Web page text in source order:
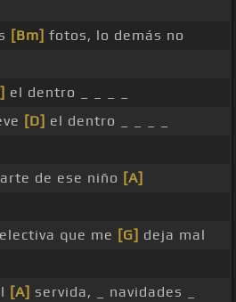
[Bm] fotos, lo demás no
el dentro _ _ _ _
[D] el dentro _ _ _ _
de ese niño [A]
que me [G] deja mal
[A] servida, _ navidades _